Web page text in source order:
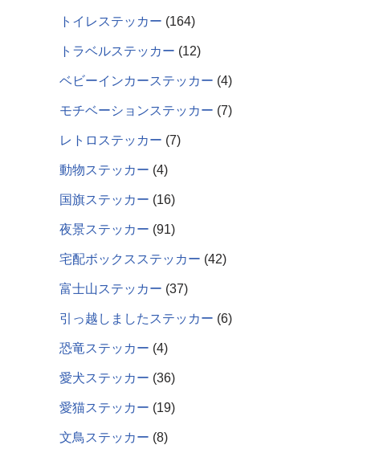
トイレステッカー 164
トラベルステッカー 12
ベビーインカーステッカー 4
モチベーションステッカー 7
レトロステッカー 7
動物ステッカー 4
国旗ステッカー 16
夜景ステッカー 91
宅配ボックスステッカー 42
富士山ステッカー 37
引っ越しましたステッカー 6
恐竜ステッカー 4
愛犬ステッカー 36
愛猫ステッカー 19
文鳥ステッカー 8